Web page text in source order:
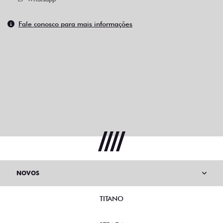
Fale conosco para mais informações
NOVOS
TITANO